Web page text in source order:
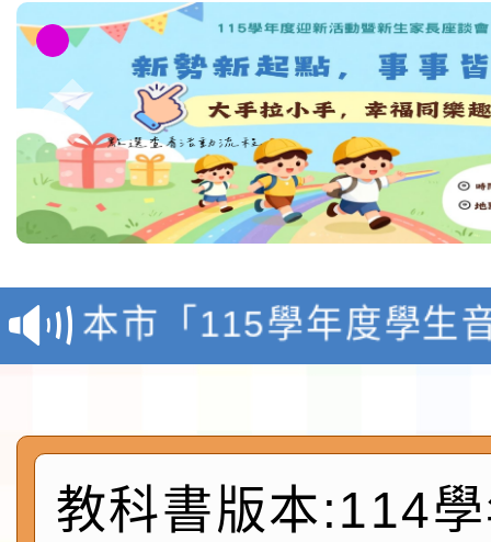
檢送「桃園市115學年
賽實施要點」1份
本市「115學年度學生
程安排一案
「桃園市補助參觀特色
展演活動實施計畫」
請一案
社團法人中華民國畫廊
026 ART TAIPEI臺北
本校115學年度第1學
教科書版本:114